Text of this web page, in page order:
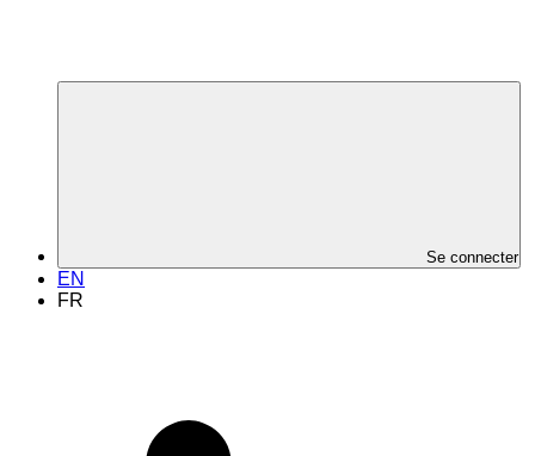
Se connecter
EN
FR